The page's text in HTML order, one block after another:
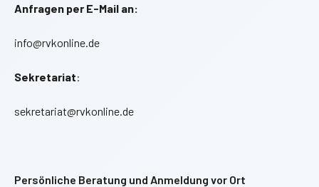
Anfragen per E-Mail an:
info@rvkonline.de
Sekretariat:
sekretariat@rvkonline.de
Persönliche Beratung und Anmeldung vor Ort